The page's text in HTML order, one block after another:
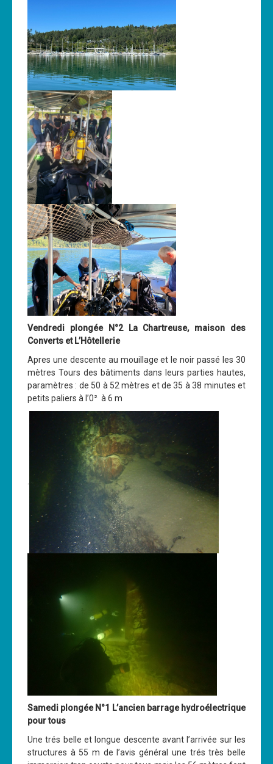
Vendredi plongée N°2 La Chartreuse, maison des
Converts et L’Hôtellerie
Apres une descente au mouillage et le noir passé les 30
mètres Tours des bâtiments dans leurs parties hautes,
paramètres : de 50 à 52 mètres et de 35 à 38 minutes et
petits paliers à l’0² à 6 m
Samedi plongée N°1 L’ancien barrage hydroélectrique
pour tous
Une trés belle et longue descente avant l’arrivée sur les
structures à 55 m de l’avis général une trés très belle